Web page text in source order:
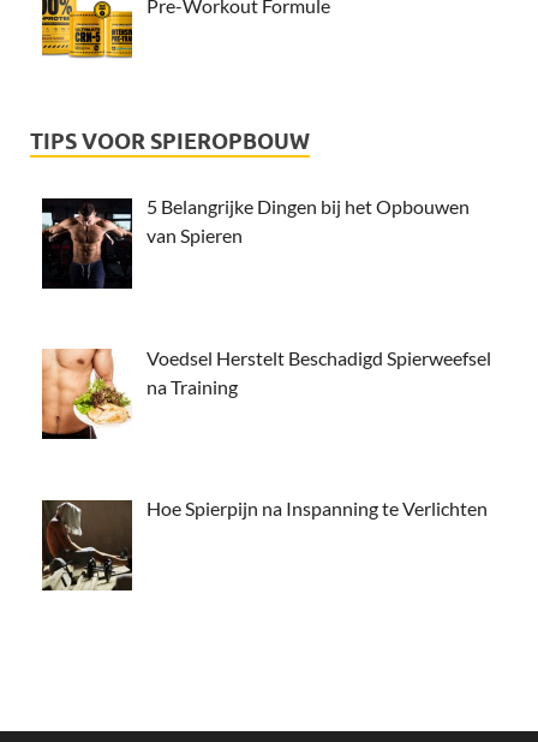
Pre-Workout Formule
TIPS VOOR SPIEROPBOUW
5 Belangrijke Dingen bij het Opbouwen
van Spieren
Voedsel Herstelt Beschadigd Spierweefsel
na Training
Hoe Spierpijn na Inspanning te Verlichten